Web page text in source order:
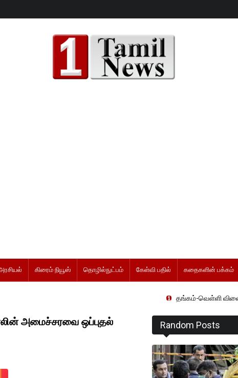
கிரைம் நியூஸ் தொழில்நுட்பம் கேள்வி பதில் கதைகளின் பக்கம்
தங்கம்-வெள்ளி விலை
அமைச்சரவை ஒப்புதல்
Random Posts